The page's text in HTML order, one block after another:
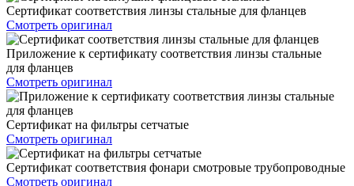
Сертификат соответствия линзы стальные для фланцев
Смотреть оригинал
Приложение к сертификату соответствия линзы стальные
для фланцев
Смотреть оригинал
Сертификат на фильтры сетчатые
Смотреть оригинал
Сертификат соответствия фонари смотровые трубопроводные
Смотреть оригинал